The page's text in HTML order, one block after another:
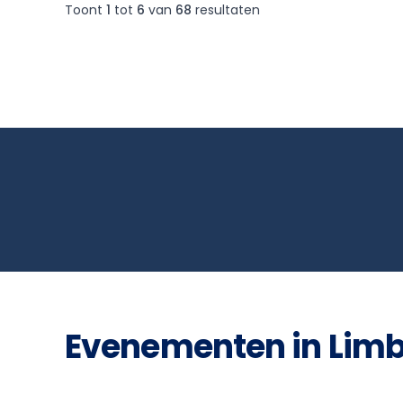
Toont 1 tot 6 van 68 resultaten
Evenementen in